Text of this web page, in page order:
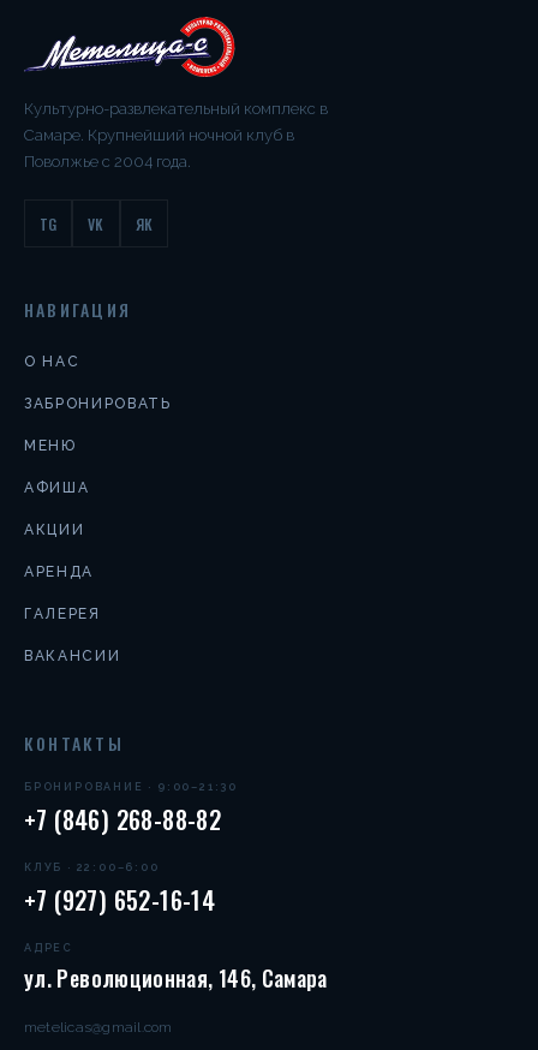
Культурно-развлекательный комплекс в
Самаре. Крупнейший ночной клуб в
Поволжье с 2004 года.
TG VK ЯК
НАВИГАЦИЯ
О НАС
ЗАБРОНИРОВАТЬ
МЕНЮ
АФИША
АКЦИИ
АРЕНДА
ГАЛЕРЕЯ
ВАКАНСИИ
КОНТАКТЫ
БРОНИРОВАНИЕ · 9:00–21:30
+7 (846) 268-88-82
КЛУБ · 22:00–6:00
+7 (927) 652-16-14
АДРЕС
ул. Революционная, 146, Самара
metelicas@gmail.com